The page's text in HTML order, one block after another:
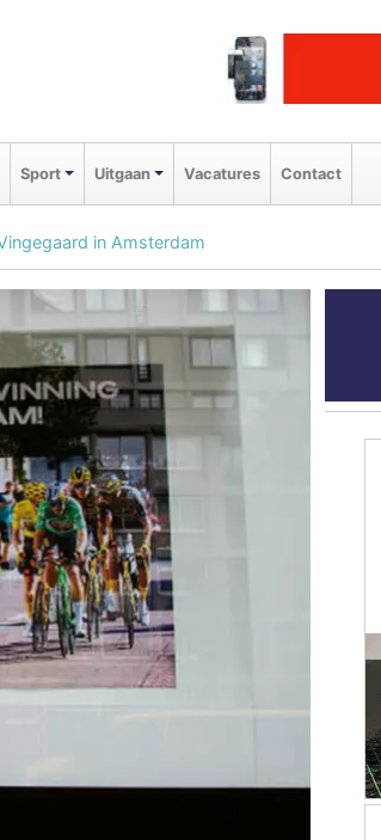
Sport Uitgaan Vacatures Contact
in Amsterdam